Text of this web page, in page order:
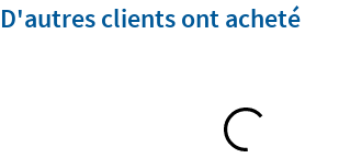
D'autres clients ont acheté